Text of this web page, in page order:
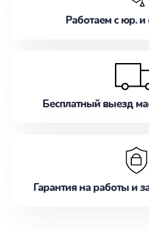
Работаем с юр.
Бесплатный выезд
Гарантия на работы и